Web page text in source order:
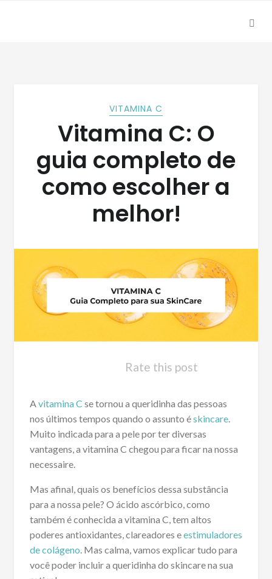
VITAMINA C
Vitamina C: O
guia completo de
como escolher a
melhor!
Rate this post
Avitamina C se tornou a queridinha das pessoas
nos últimos tempos quando o assunto éskincare.
Muito indicada para a pele por ter diversas
vantagens, a vitamina C chegou para ficar na nossa
necessaire.
Mas afinal, quais os benefícios dessa substância
para a nossa pele? O ácido ascórbico, como
também é conhecida a vitamina C, tem altos
poderes antioxidantes, clareadores eestimuladores
de colágeno. Mas calma, vamos explicar tudo para
você poder incluir a queridinha do skincare na sua